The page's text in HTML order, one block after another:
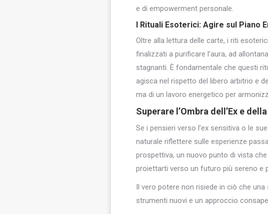
e di empowerment personale.
I Rituali Esoterici: Agire sul Piano
Oltre alla lettura delle carte, i riti
finalizzati a purificare l’aura, ad
stagnanti. È fondamentale che questi
agisca nel rispetto del libero arbitrio e
ma di un lavoro energetico per
Superare l’Ombra dell’Ex e
Se i pensieri verso l’ex sensitiva o le
naturale riflettere sulle esperienze
prospettiva, un nuovo punto di vista
proiettarti verso un futuro più sereno e
Il vero potere non risiede in ciò che
strumenti nuovi e un approccio